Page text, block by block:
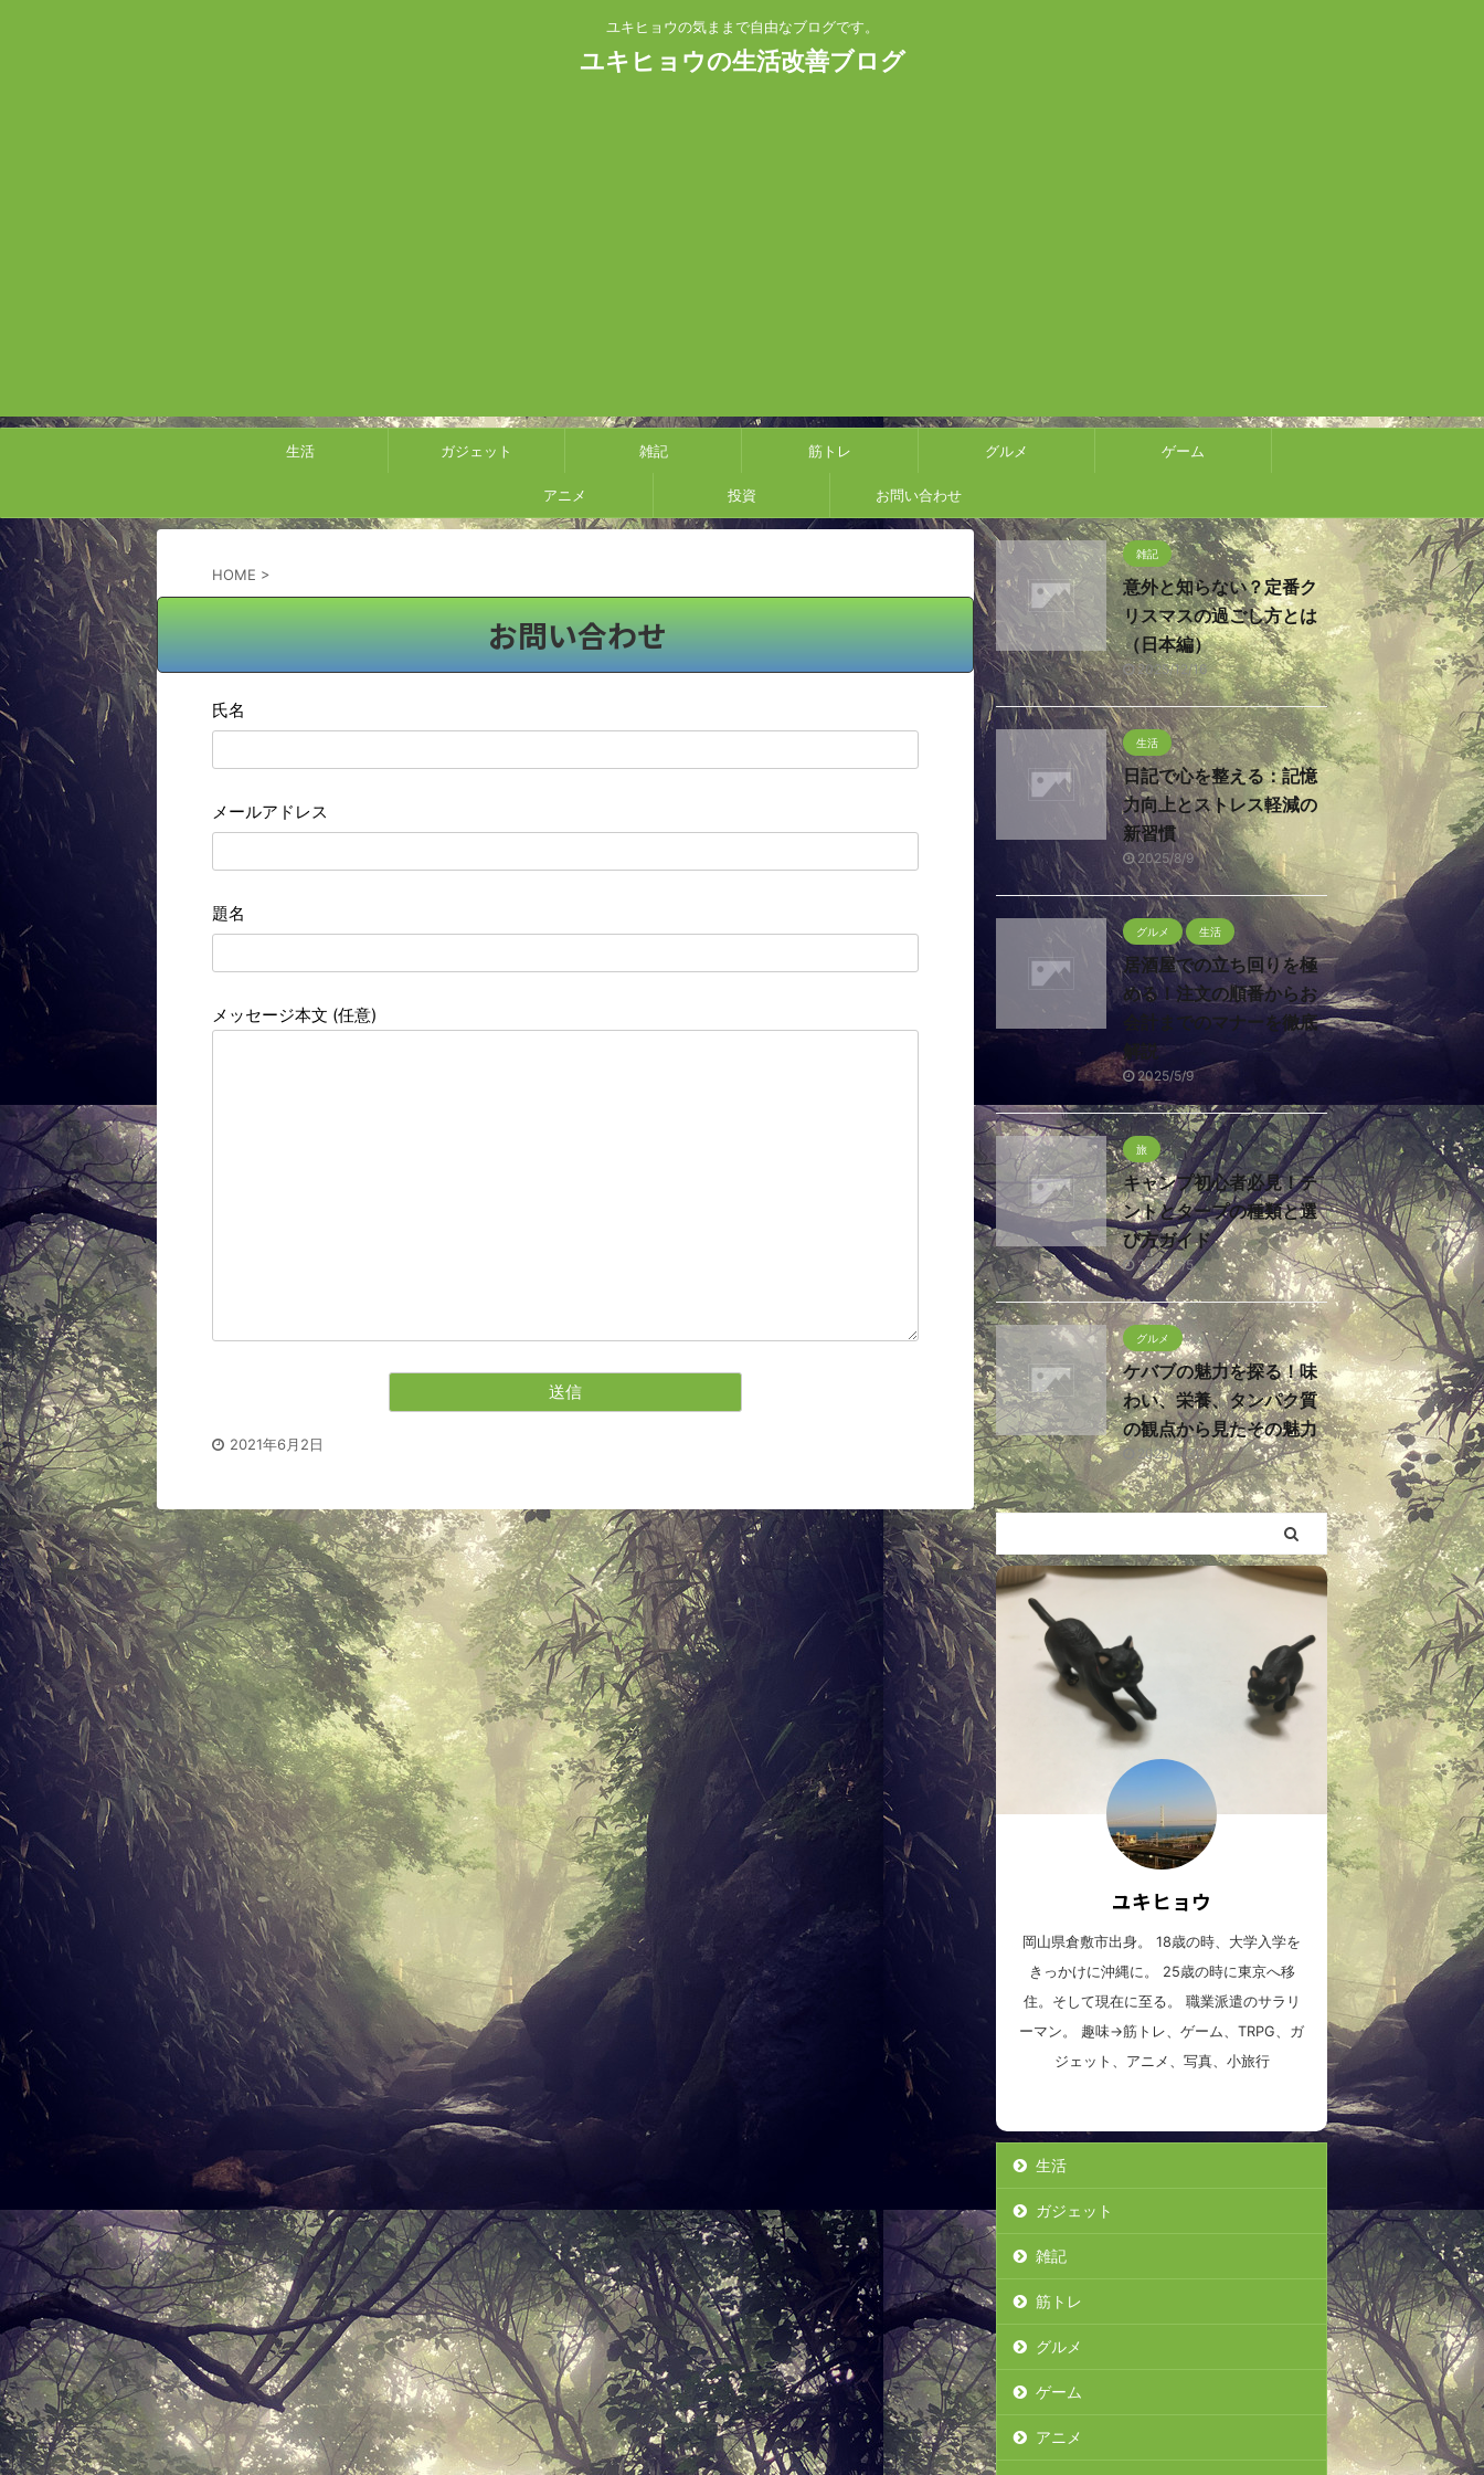
ユキヒョウの気ままで自由なブログです。
ユキヒョウの生活改善ブログ
生活 ガジェット 雑記 筋トレ グルメ ゲーム
アニメ 投資 お問い合わせ
HOME >
お問い合わせ
氏名
メールアドレス
題名
メッセージ本文 (任意)
2021年6月2日
雑記
意外と知らない？定番ク
リスマスの過ごし方とは
（日本編）
2025/12/16
生活
日記で心を整える：記憶
力向上とストレス軽減の
新習慣
2025/8/9
グルメ 生活
居酒屋での立ち回りを極
める！注文の順番からお
会計までのマナーを徹底
解説
2025/5/9
旅
キャンプ初心者必見！テ
ントとタープの種類と選
び方ガイド
2025/5/5
グルメ
ケバブの魅力を探る！味
わい、栄養、タンパク質
の観点から見たその魅力
2025/4/30
ユキヒョウ
岡山県倉敷市出身。 18歳の時、大学入学を
きっかけに沖縄に。 25歳の時に東京へ移
住。そして現在に至る。 職業派遣のサラリ
ーマン。 趣味→筋トレ、ゲーム、TRPG、ガ
ジェット、アニメ、写真、小旅行
生活
ガジェット
雑記
筋トレ
グルメ
ゲーム
アニメ